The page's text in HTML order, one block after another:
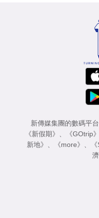
新傳媒集團的數碼平
《新假期》 、 《GOtrip》
新地》 、 《more》 、